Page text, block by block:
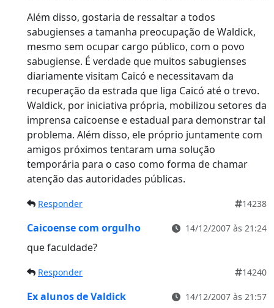
Além disso, gostaria de ressaltar a todos
sabugienses a tamanha preocupação de Waldick,
mesmo sem ocupar cargo público, com o povo
sabugiense. É verdade que muitos sabugienses
diariamente visitam Caicó e necessitavam da
recuperação da estrada que liga Caicó até o trevo.
Waldick, por iniciativa própria, mobilizou setores da
imprensa caicoense e estadual para demonstrar tal
problema. Além disso, ele próprio juntamente com
amigos próximos tentaram uma solução
temporária para o caso como forma de chamar
atenção das autoridades públicas.
Responder 14238
Caicoense com orgulho 14/12/2007 às 21:24
que faculdade?
Responder 14240
Ex alunos de Valdick 14/12/2007 às 21:57